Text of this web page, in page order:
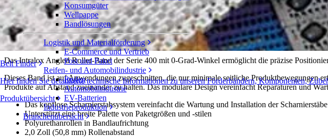
Belt Finder
Hier finden Sie detaillierte technische Informationen zu unseren Förderbändern, Komponenten,
Produktübersicht
Konsumgüter
Wellpappe
Bandlösungen
Logistik und Materialförderung
E-Commerce und Vertrieb
Post und Paket
Reifen- und Automobilindustrie
Reifen
Automobilindustrie
EV-Batterien
Industrieproduktion
Branchenübersicht
Angled Roller™ mit 0°-Winkel
Serie 400
Freigeben Angebot einholen
Das Intralox Angled Roller-Band der Serie 400 mit 0-Grad-Winkel ermöglicht die präzise
Dieses Band ist auf Anwendungen zugeschnitten, die nur minimale seitliche
Produkte auf Abstand zueinander zu halten. Das modulare Design vereinfacht Reparaturen und
Das kopflose Scharnierstabsystem vereinfacht die Wartung und Installation der Scharnierstäbe
Unterstützt eine breite Palette von Paketgrößen und -stilen
Polyurethanrollen in Bandlaufrichtung
2,0 Zoll (50,8 mm) Rollenabstand